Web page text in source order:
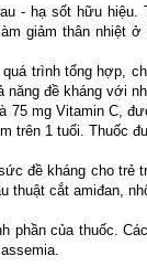
- hạ sốt hữu
giảm thân nhiệt
trình tổng hợp,
đề kháng với
75 mg Vitamin C,
trên 1 tuổi. Thuốc
đề kháng cho trẻ
thuật cắt amiđan,
phần của thuốc.